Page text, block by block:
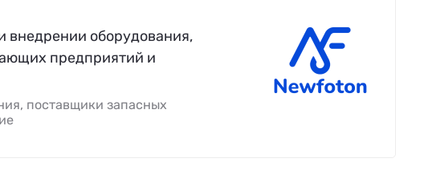
внедрении оборудования,
предприятий и
поставщики запасных